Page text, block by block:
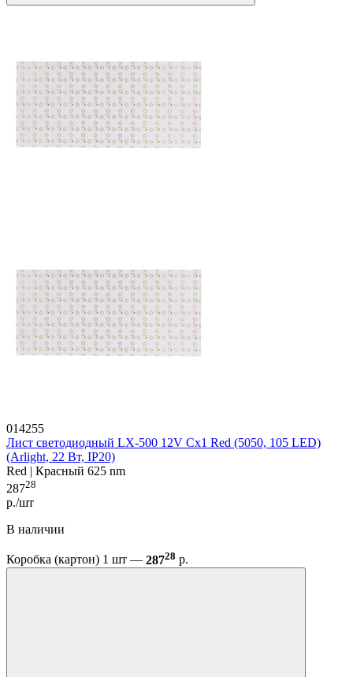
014255
Лист светодиодный LX-500 12V Cx1 Red (5050, 105 LED)
(Arlight, 22 Вт, IP20)
Red | Красный 625 nm
28728
р./шт
В наличии
Коробка (картон) 1 шт — 28728 р.